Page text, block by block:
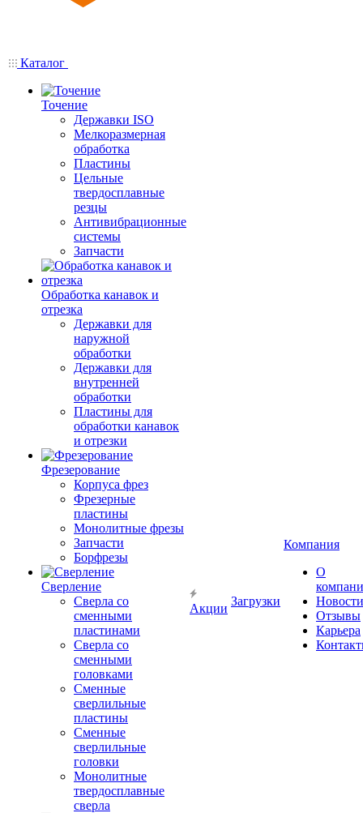
Каталог
Точение
Державки ISO
Мелкоразмерная
обработка
Пластины
Цельные
твердосплавные
резцы
Антивибрационные
системы
Запчасти
Обработка канавок и
отрезка
Державки для
наружной
обработки
Державки для
внутренней
обработки
Пластины для
обработки канавок
и отрезки
Фрезерование
Корпуса фрез
Фрезерные
пластины
Монолитные фрезы
Запчасти
Борфрезы
Сверление
Сверла со
сменными
пластинами
Сверла со
сменными
головками
Сменные
сверлильные
пластины
Сменные
сверлильные
головки
Монолитные
твердосплавные
сверла
Акции
Загрузки
Компания
О
Новости
Отзывы
Карьера